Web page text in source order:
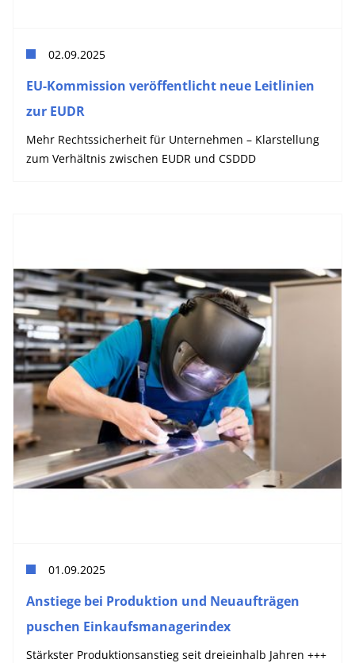
02.09.2025
EU-Kommission veröffentlicht neue Leitlinien
zur EUDR
Mehr Rechtssicherheit für Unternehmen – Klarstellung
zum Verhältnis zwischen EUDR und CSDDD
01.09.2025
Anstiege bei Produktion und Neuaufträgen
puschen Einkaufsmanagerindex
Stärkster Produktionsanstieg seit dreieinhalb Jahren +++